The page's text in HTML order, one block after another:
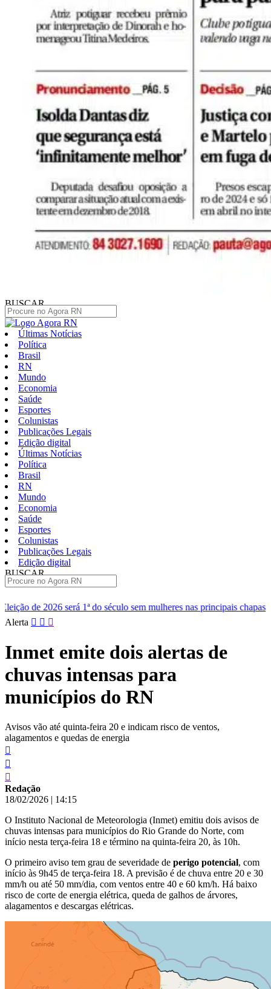
BUSCAR
Últimas Notícias
Política
Brasil
RN
Mundo
Economia
Saúde
Esportes
Colunistas
Publicações Legais
Edição digital
Últimas Notícias
Política
Brasil
RN
Mundo
Economia
Saúde
Esportes
Colunistas
Publicações Legais
Edição digital
BUSCAR
do século sem mulheres nas principais chapas
Renan diz que
Pular
conteúdo
Alerta
Inmet emite dois alertas de
chuvas intensas para
municípios do RN
Avisos vão até quinta-feira 20 e indicam risco de ventos,
alagamentos e quedas de energia
Redação
18/02/2026 | 14:15
O Instituto Nacional de Meteorologia (Inmet) emitiu dois avisos de
chuvas intensas para municípios do Rio Grande do Norte, com
início nesta terça-feira 18 e término na quinta-feira 20, às 10h.
O primeiro aviso tem grau de severidade de perigo potencial, com
início às 9h45 de terça-feira 18. A previsão é de chuva entre 20 e 30
mm/h ou até 50 mm/dia, com ventos entre 40 e 60 km/h. Há baixo
risco de corte de energia elétrica, queda de galhos de árvores,
alagamentos e descargas elétricas.